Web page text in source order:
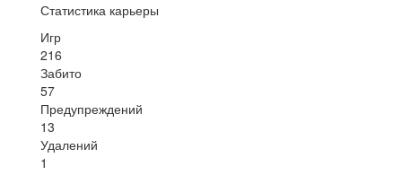
Статистика карьеры
Игр
216
Забито
57
Предупреждений
13
Удалений
1